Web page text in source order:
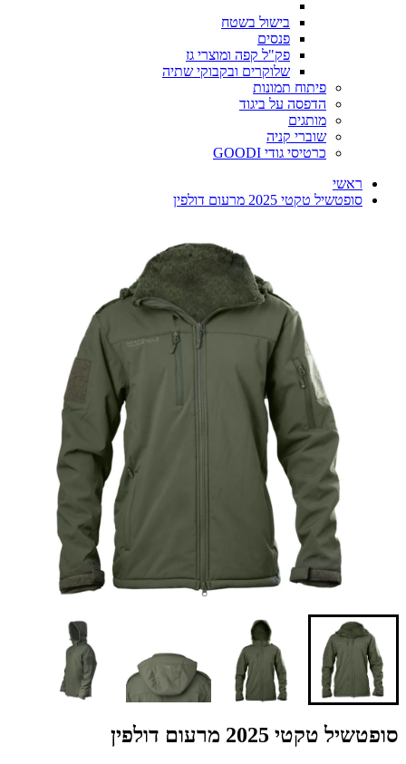
בישול בשטח
פנסים
פק"ל קפה ומוצרי גז
שלוקרים ובקבוקי שתיה
פיתוח תמונות
הדפסה על ביגוד
מותגים
שוברי קניה
כרטיסי גודי GOODI
ראשי
סופטשיל טקטי 2025 מרעום דולפין
סופטשיל טקטי 2025 מרעום דולפין